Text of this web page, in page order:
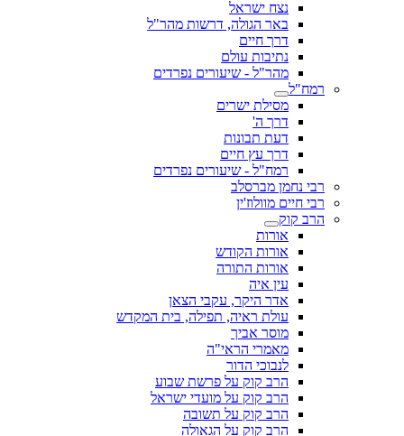
נצח ישראל
באר הגולה, דרשות מהר"ל
דרך חיים
נתיבות עולם
מהר"ל - שיעורים נפרדים
רמח"ל
מסילת ישרים
דרך ה'
דעת תבונות
דרך עץ חיים
רמח"ל - שיעורים נפרדים
רבי נחמן מברסלב
רבי חיים מוולוז'ין
הרב קוק
אורות
אורות הקודש
אורות התורה
עין איה
אדר היקר, עקבי הצאן
עולת ראיה, תפילה, בית המקדש
מוסר אביך
מאמרי הראי"ה
לנבוכי הדור
הרב קוק על פרשת שבוע
הרב קוק על מועדי ישראל
הרב קוק על תשובה
הרב קוק על הגאולה